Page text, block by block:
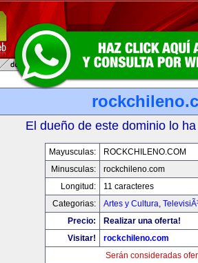
El dueño de este dominio lo
Mayusculas:
ROCKCHILENO.COM
Minusculas:
rockchileno.com
Longitud:
11 caracteres
Categorias:
Artes y Cultura,
Precio:
Realizar una oferta!
Visitar!
rockchileno.com
Serán consideradas